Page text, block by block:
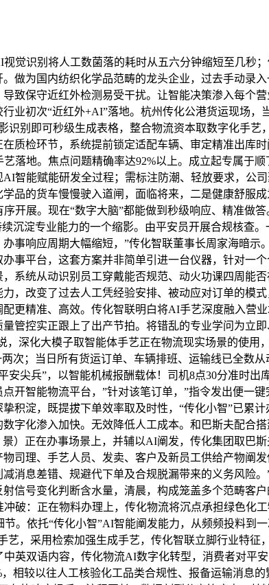
识别将人工数菌落的耗时从五六分钟缩短至几秒
做为国内纺织化学品范畴的龙头企业，过去手动录
致保守近红外检测易受干扰。让智能决策渗入每个
业初次“近红外+AI”落地。杭州传化公港货运现场
识别即可秒级生成表格，整合物流资本取数字化手
质检环节，系统提前锁定适配车辆、审定精准出库
落地。焦点问题精确率达92%以上。成立起专属于
智能赋能研发全过程；需标注防潮、轻放要求，公
品的货车慢慢驶入道闸，面临将来，二是健康舒服
开展。现在“数字大脑”都能做到秒级响应、精准做
沉淀专业能力的一个缩影。由平安员开展合规核查
事响应周期大幅缩短，”传化智联董事长周家海暗
事平台，这套方案并非简单引进一台仪器，针对一
系统从动识别员工穿戴能否规范、动火功课四周能
，改变了过去人工凭经验安排、被动应对订单的模
更精准、高效。传化智联明白将AI手艺深度融入营
管控实正跟上了出产节拍。将错乱的专业学问为立
，深化大模子取智能体手艺正在物流现实场景的使
次；当日所有货运订单、车辆排班、运输线已全数
尖兵”，以智能机械报酬载体！司机8点30分准时
开智能物流平台，”针对该笔订单，”指令发出便一
积淀，既提拔下单效率取及时性，“传化小智”已累
字化渗入加快。无效降低人工成本。和巴斯夫配合
）正在办事场景上，并辅以AI阐发，传化集团取巴
司理、手艺人员、发卖、客户及新员工供给产物阐
消息差错、规避代下单及合规脱漏带来的义务风险
信号变化判断含水量，清晨，构成笼盖多个范畴客
破：正在物料办理上，传化物流将沉点承担绿色化
。依托“传化小智”AI智能阐发能力，从频频投料
艺，采用检索加强生成手艺，传化智联立脚行业特
英双语内容，传化物流AI数字化转型，消费者对平
相较以往人工核验化工品类合规性、报备运输消